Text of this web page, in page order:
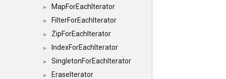
► MapForEachIterator
► FilterForEachIterator
► ZipForEachIterator
► IndexForEachIterator
► SingletonForEachIterator
► EraseIterator